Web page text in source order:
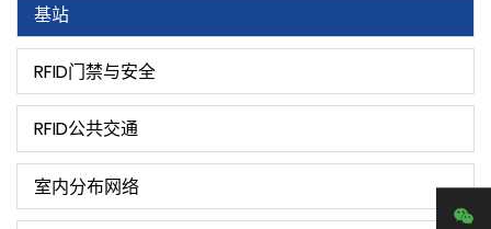
基站
RFID门禁与安全
RFID公共交通
室内分布网络